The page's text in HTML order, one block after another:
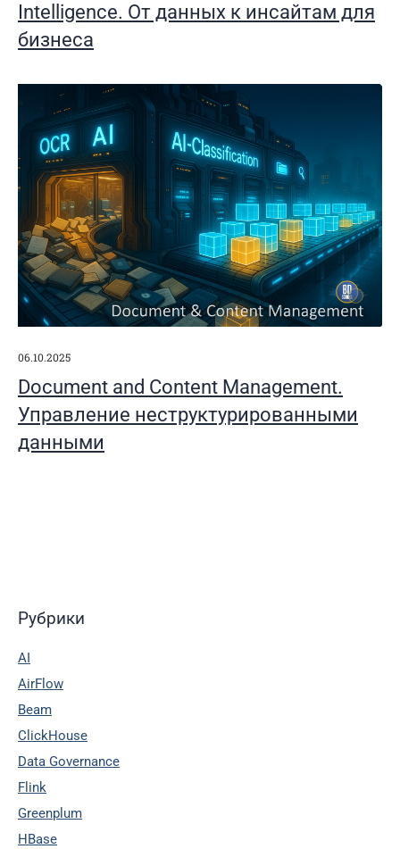
Intelligence. От данных к инсайтам для
бизнеса
06.10.2025
Document and Content Management.
Управление неструктурированными
данными
Рубрики
AI
AirFlow
Beam
ClickHouse
Data Governance
Flink
Greenplum
HBase